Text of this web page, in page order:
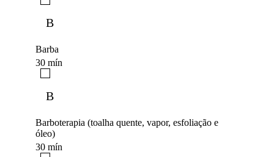
B
Barba
30 mín
B
Barboterapia (toalha quente, vapor, esfoliação e
óleo)
30 mín